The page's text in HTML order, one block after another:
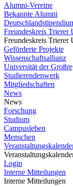
Alumni-Vereine
Bekannte Alumni
Freundeskreis Trierer
Freundeskreis Trierer
Geförderte Projekte
Wissenschaftsallianz
Universität der
Studierendenwerk
Mitgliedschaften
News
News
Forschung
Studium
Campusleben
Menschen
Login
Interne Mitteilungen
Interne Mitteilungen